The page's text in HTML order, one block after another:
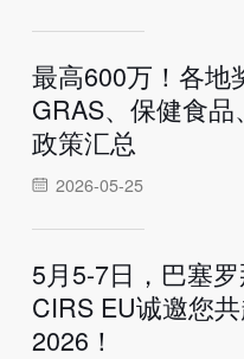
最高600万！各地
GRAS、保健食
政策汇总
2026-05-25
5月5-7日，巴塞
CIRS EU诚邀您
2026！